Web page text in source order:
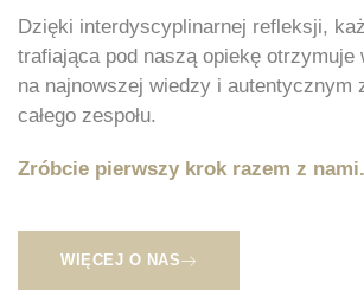
Dzięki interdyscyplinarnej refleksji,
trafiająca pod naszą opiekę otrzymuje
na najnowszej wiedzy i autentycznym
całego zespołu.
Zróbcie pierwszy krok razem z nami.
WIĘCEJ O NAS